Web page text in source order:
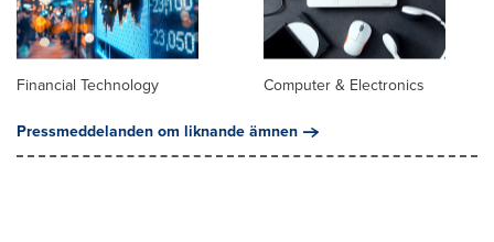
Financial Technology
Computer & Electronics
Pressmeddelanden om liknande ämnen